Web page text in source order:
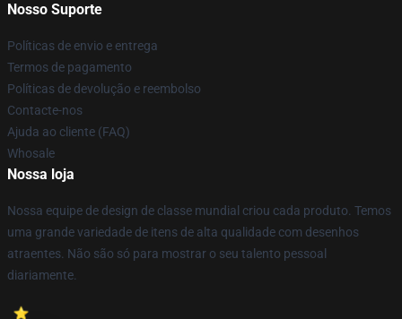
Nosso Suporte
Políticas de envio e entrega
Termos de pagamento
Políticas de devolução e reembolso
Contacte-nos
Ajuda ao cliente (FAQ)
Whosale
Nossa loja
Nossa equipe de design de classe mundial criou cada produto. Temos
uma grande variedade de itens de alta qualidade com desenhos
atraentes. Não são só para mostrar o seu talento pessoal
diariamente.